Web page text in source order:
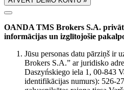
OANDA TMS Brokers S.A.
informācijas un izglītojošie
Jūsu personas datu pārziņš ir
Brokers S.A.” ar juridisko
Daszyńskiego iela 1, 00-843
identifikācijas numurs): 526-